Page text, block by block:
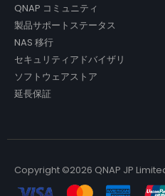
QNAP コミュニティ
製品サポートステータス
NAS 移行
セキュリティアドバイザリ
ソフトウェアストア
延長保証
Copyright ©2026 QNAP JP